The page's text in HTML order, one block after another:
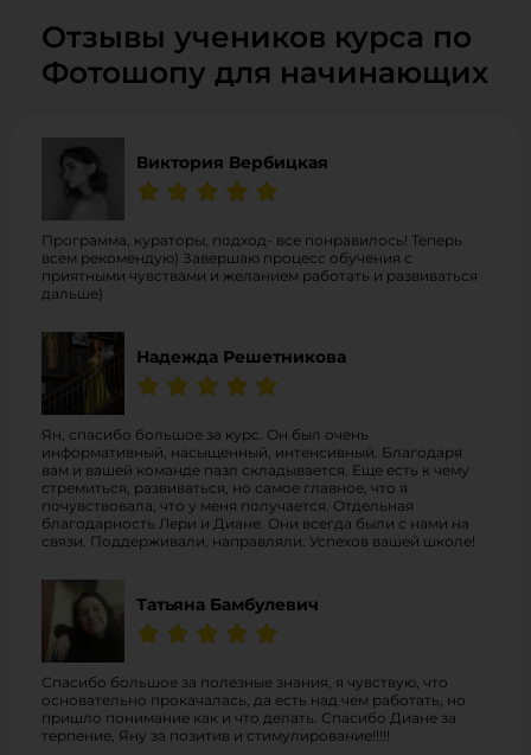
Отзывы учеников курса по
Фотошопу для начинающих
Виктория Вербицкая
Программа, кураторы, подход- все понравилось! Теперь
всем рекомендую) Завершаю процесс обучения с
приятными чувствами и желанием работать и развиваться
дальше)
Надежда Решетникова
Ян, спасибо большое за курс. Он был очень
информативный, насыщенный, интенсивный. Благодаря
вам и вашей команде пазл складывается. Еще есть к чему
стремиться, развиваться, но самое главное, что я
почувствовала, что у меня получается. Отдельная
благодарность Лери и Диане. Они всегда были с нами на
связи. Поддерживали, направляли. Успехов вашей школе!
Татьяна Бамбулевич
Спасибо большое за полезные знания, я чувствую, что
основательно прокачалась, да есть над чем работать, но
пришло понимание как и что делать. Спасибо Диане за
терпение, Яну за позитив и стимулирование!!!!!